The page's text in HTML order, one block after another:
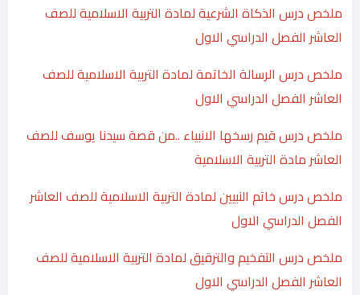
ملخص درس الذكاة الشرعية لمادة التربية الاسلامية للصف
العاشر الفصل الدراسي الاول
ملخص درس الرسالة الخاتمة لمادة التربية الاسلامية للصف
العاشر الفصل الدراسي الاول
ملخص درس قيم رسخها الانبياء ..من قصة سيدنا يوسف للصف
العاشر مادة التربية الاسلامية
ملخص درس خاتم النبيين لمادة التربية الاسلامية للصف العاشر
الفصل الدراسي الاول
ملخص درس التفخيم والترقيق لمادة التربية الاسلامية للصف
العاشر الفصل الدراسي الاول